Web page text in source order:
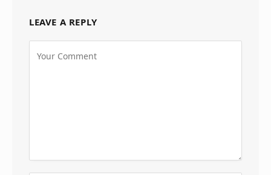
LEAVE A REPLY